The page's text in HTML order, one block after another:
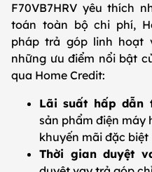
F70VB7HRV yêu thích
toán toàn bộ chi phí,
pháp trả góp linh hoạt
những ưu điểm nổi bật
qua Home Credit:
Lãi suất hấp dẫn
sản phẩm điện máy
khuyến mãi đặc biệt
Thời gian duyệt